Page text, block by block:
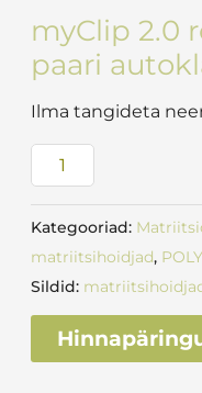
myClip 2.0
paari
Ilma tangideta
Kategooriad:
matriitsihoidjad,
Sildid: